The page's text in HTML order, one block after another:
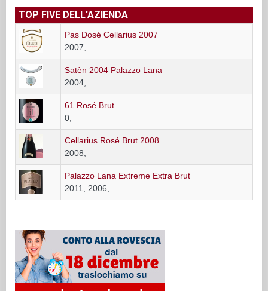
TOP FIVE DELL'AZIENDA
Pas Dosé Cellarius 2007
2007,
Satèn 2004 Palazzo Lana
2004,
61 Rosé Brut
0,
Cellarius Rosé Brut 2008
2008,
Palazzo Lana Extreme Extra Brut
2011, 2006,